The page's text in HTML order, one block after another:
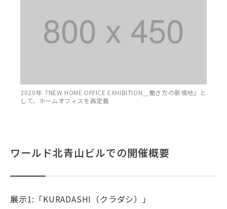
2020年『NEW HOME OFFICE EXHIBITION＿働き方の新境地』と
して、ホームオフィスを再定義
ワールド北青山ビルでの開催概要
展示1:「KURADASHI（クラダシ）」